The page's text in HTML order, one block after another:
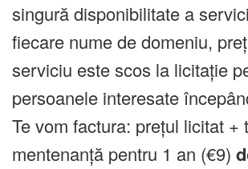
singură disponibilitate a
fiecare nume de domeniu,
serviciu este scos la licitație
persoanele interesate
Te vom factura: prețul licitat +
mentenanță pentru 1 an (€9)